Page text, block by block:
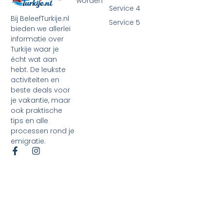
Bij BeleefTurkije.nl
bieden we allerlei
informatie over
Turkije waar je
écht wat aan
hebt. De leukste
activiteiten en
beste deals voor
je vakantie, maar
ook praktische
tips en alle
processen rond je
emigratie.
Service 4
Service 5